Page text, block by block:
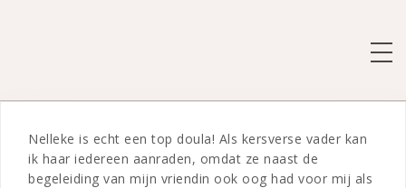
Nelleke is echt een top doula! Als kersverse vader kan
ik haar iedereen aanraden, omdat ze naast de
begeleiding van mijn vriendin ook oog had voor mij als